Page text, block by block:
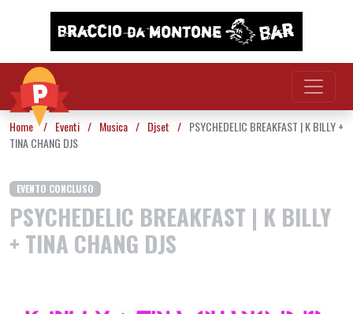
Vai al contenuto
Home / Eventi / Musica / Djset / PSYCHEDELIC BREAKFAST | K BILLY +
TINA CHANG DJS
EVENTO CONCLUSO
PSYCHEDELIC BREAKFAST | K BILLY
+ TINA CHANG DJS